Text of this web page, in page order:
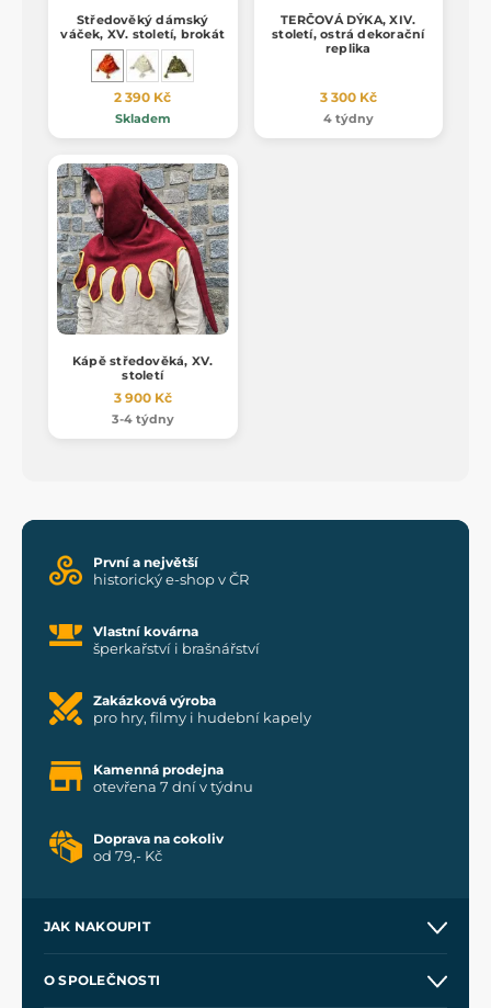
Středověký dámský
váček, XV. století, brokát
2 390 Kč
Skladem
TERČOVÁ DÝKA, XIV.
století, ostrá dekorační
replika
3 300 Kč
4 týdny
Kápě středověká, XV.
století
3 900 Kč
3-4 týdny
První a největší
historický e-shop v ČR
Vlastní kovárna
šperkařství i brašnářství
Zakázková výroba
pro hry, filmy i hudební kapely
Kamenná prodejna
otevřena 7 dní v týdnu
Doprava na cokoliv
od 79,- Kč
JAK NAKOUPIT
O SPOLEČNOSTI